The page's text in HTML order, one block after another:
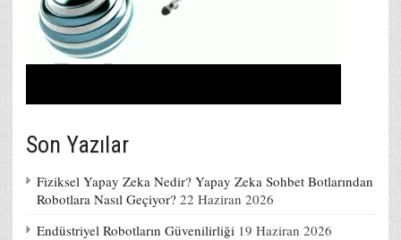
Son Yazılar
Fiziksel Yapay Zeka Nedir? Yapay Zeka Sohbet Botlarından
Robotlara Nasıl Geçiyor? 22 Haziran 2026
Endüstriyel Robotların Güvenilirliği 19 Haziran 2026